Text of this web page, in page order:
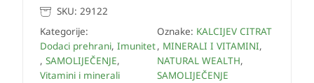
SKU: 29122
Kategorije:
Dodaci prehrani, Imunitet
, SAMOLIJEČENJE,
Vitamini i minerali
Oznake: KALCIJEV CITRAT
, MINERALI I VITAMINI,
NATURAL WEALTH,
SAMOLIJEČENJE